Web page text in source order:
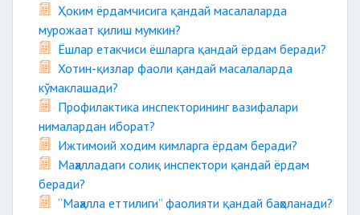
Ҳоким ёрдамчисига қандай масалаларда
мурожаат қилиш мумкин?
Ёшлар етакчиси ёшларга қандай ёрдам беради?
Хотин-қизлар фаоли қандай масалаларда
кўмаклашади?
Профилактика инспекторининг вазифалари
нималардан иборат?
Ижтимоий ходим кимларга ёрдам беради?
Маҳалладаги солиқ инспектори қандай ёрдам
беради?
“Маҳалла еттилиги” фаолияти қандай баҳоланади?